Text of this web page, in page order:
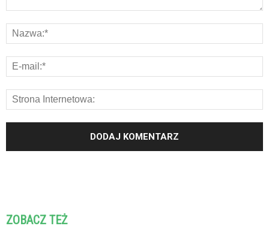
ZOBACZ TEŻ